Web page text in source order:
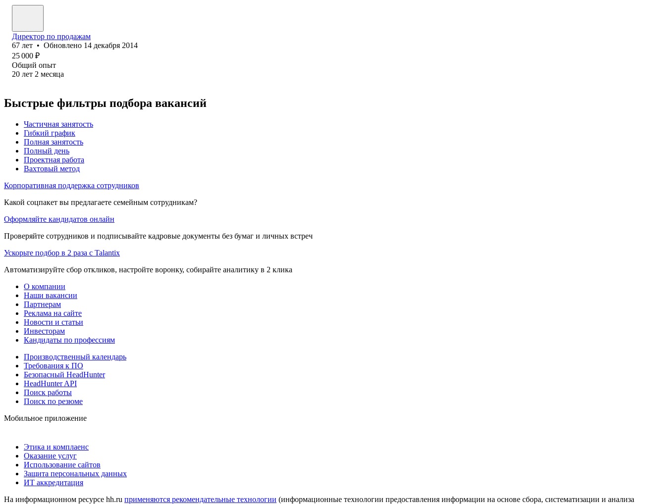
Директор по продажам
67 лет • Обновлено 14 декабря 2014
25 000 ₽
Общий опыт
20 лет 2 месяца
Быстрые фильтры подбора вакансий
Частичная занятость
Гибкий график
Полная занятость
Полный день
Проектная работа
Вахтовый метод
Корпоративная поддержка сотрудников
Какой соцпакет вы предлагаете семейным сотрудникам?
Оформляйте кандидатов онлайн
Проверяйте сотрудников и подписывайте кадровые документы без бумаг и личных встреч
Ускорьте подбор в 2 раза с Talantix
Автоматизируйте сбор откликов, настройте воронку, собирайте аналитику в 2 клика
О компании
Наши вакансии
Партнерам
Реклама на сайте
Новости и статьи
Инвесторам
Кандидаты по профессиям
Производственный календарь
Требования к ПО
Безопасный HeadHunter
HeadHunter API
Поиск работы
Поиск по резюме
Мобильное приложение
Этика и комплаенс
Оказание услуг
Использование сайтов
Защита персональных данных
ИТ аккредитация
На информационном ресурсе hh.ru применяются рекомендательные технологии (информационные технологии предоставления информации на основе сбора, систематизации и анализа